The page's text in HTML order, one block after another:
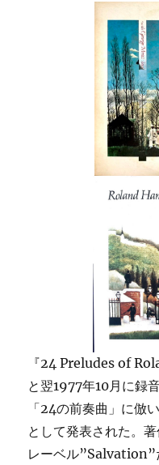
『24 Preludes of
と翌1977年10月に録
「24の前奏曲」に倣
として発表された。
レーベル”Salvation”